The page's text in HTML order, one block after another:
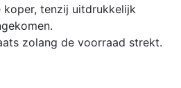
koper, tenzij uitdrukkelijk
zolang de voorraad strekt.